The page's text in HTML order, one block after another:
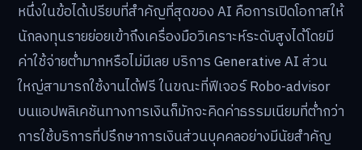
หนึ่งในข้อได้เปรียบที่สำคัญที่สุดของ AI คือการเปิดโอกาสให้
นักลงทุนรายย่อยเข้าถึงเครื่องมือวิเคราะห์ระดับสูงได้โดยมี
ค่าใช้จ่ายต่ำมากหรือไม่มีเลย บริการ Generative AI ส่วน
ใหญ่สามารถใช้งานได้ฟรี ในขณะที่ฟีเจอร์ Robo-advisor
บนแอปพลิเคชันทางการเงินก็มักจะคิดค่าธรรมเนียมที่ต่ำกว่า
การใช้บริการที่ปรึกษาการเงินส่วนบุคคลอย่างมีนัยสำคัญ